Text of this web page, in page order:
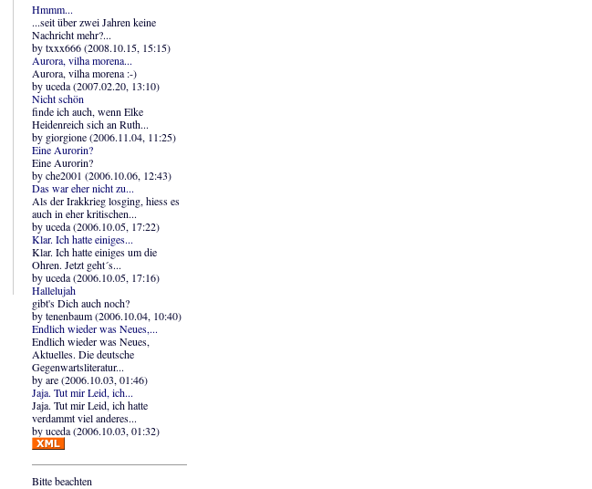
Hmmm...
...seit über zwei Jahren keine
Nachricht mehr?...
by txxx666 (2008.10.15, 15:15)
Aurora, vilha morena...
Aurora, vilha morena :-)
by uceda (2007.02.20, 13:10)
Nicht schön
finde ich auch, wenn Elke
Heidenreich sich an Ruth...
by giorgione (2006.11.04, 11:25)
Eine Aurorin?
Eine Aurorin?
by che2001 (2006.10.06, 12:43)
Das war eher nicht zu...
Als der Irakkrieg losging, hiess es
auch in eher kritischen...
by uceda (2006.10.05, 17:22)
Klar. Ich hatte einiges...
Klar. Ich hatte einiges um die
Ohren. Jetzt geht´s...
by uceda (2006.10.05, 17:16)
Hallelujah
gibt's Dich auch noch?
by tenenbaum (2006.10.04, 10:40)
Endlich wieder was Neues,...
Endlich wieder was Neues,
Aktuelles. Die deutsche
Gegenwartsliteratur...
by are (2006.10.03, 01:46)
Jaja. Tut mir Leid, ich...
Jaja. Tut mir Leid, ich hatte
verdammt viel anderes...
by uceda (2006.10.03, 01:32)
Bitte beachten